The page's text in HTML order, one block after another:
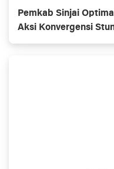
Pemkab Sinjai
Aksi Konvergensi